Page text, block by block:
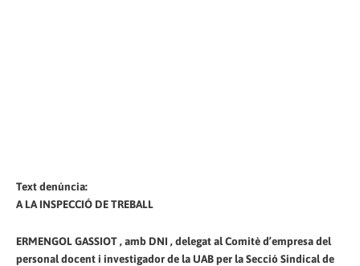
Text denúncia:
A LA INSPECCIÓ DE TREBALL
ERMENGOL GASSIOT , amb DNI , delegat al Comitè d’empresa del
personal docent i investigador de la UAB per la Secció Sindical de